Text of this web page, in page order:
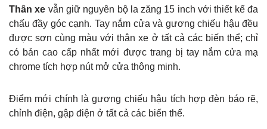
Thân xe vẫn giữ nguyên bộ la zăng 15 inch với thiết kế đa
chấu đầy góc cạnh. Tay nắm cửa và gương chiếu hậu đều
được sơn cùng màu với thân xe ở tất cả các biến thể; chỉ
có bản cao cấp nhất mới được trang bị tay nắm cửa mạ
chrome tích hợp nút mở cửa thông minh.
Điểm mới chính là gương chiếu hậu tích hợp đèn báo rẽ,
chỉnh điện, gập điện ở tất cả các biến thể.